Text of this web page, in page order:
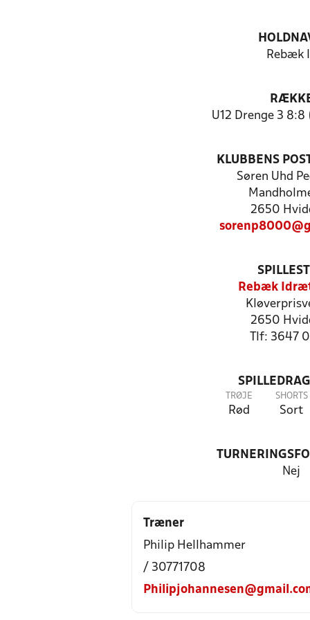
Rebæk
U12 Drenge 3
KLUBBENS
Søren Uhd
2650
Rebæk
2650
Tlf: 3647
TRØJE
Rød
SHORTS
Sort
Nej
Træner
Philip Hellhammer
/ 30771708